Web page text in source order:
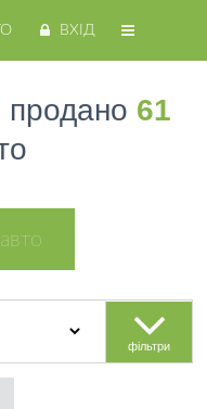
ВХІД
61
фільтри